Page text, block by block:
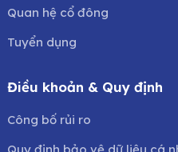
Quan hệ cổ đông
Tuyển dụng
Điều khoản & Quy định
Công bố rủi ro